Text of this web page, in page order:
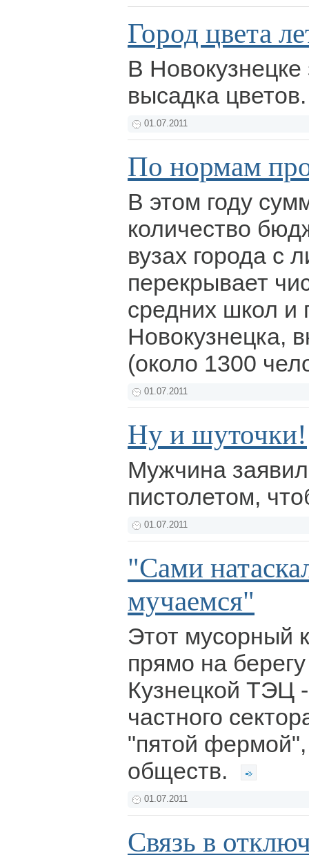
Город цвета
В
высадка
01.07.2011
По нормам
В этом году
количество
вузах города с
перекрывает
средних школ и
Новокузнецка,
(около 1300
01.07.2011
Ну и шуточки!
Мужчина
пистолетом,
01.07.2011
"Сами
мучаемся"
Этот мусорный
прямо на
Кузнецкой ТЭЦ
частного
"пятой
обществ.
01.07.2011
Связь в